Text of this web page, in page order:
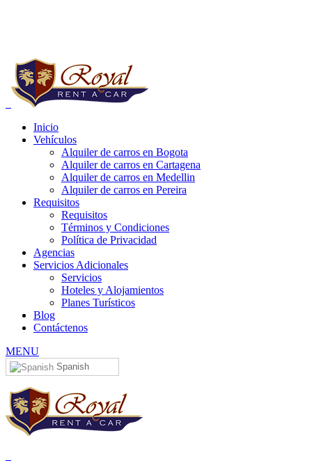
bogota precios, alquiler de carros bogota para uber, alquiler de
Inicio
Vehículos
Alquiler de carros en Bogota
Alquiler de carros en Cartagena
Alquiler de carros en Medellin
Alquiler de carros en Pereira
Requisitos
Requisitos
Términos y Condiciones
Política de Privacidad
Agencias
Servicios Adicionales
Servicios
Hoteles y Alojamientos
Planes Turísticos
Blog
Contáctenos
MENU
Spanish